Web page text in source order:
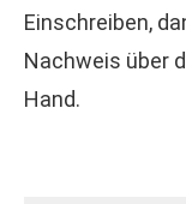
Einschreiben,
Nachweis über
Hand.